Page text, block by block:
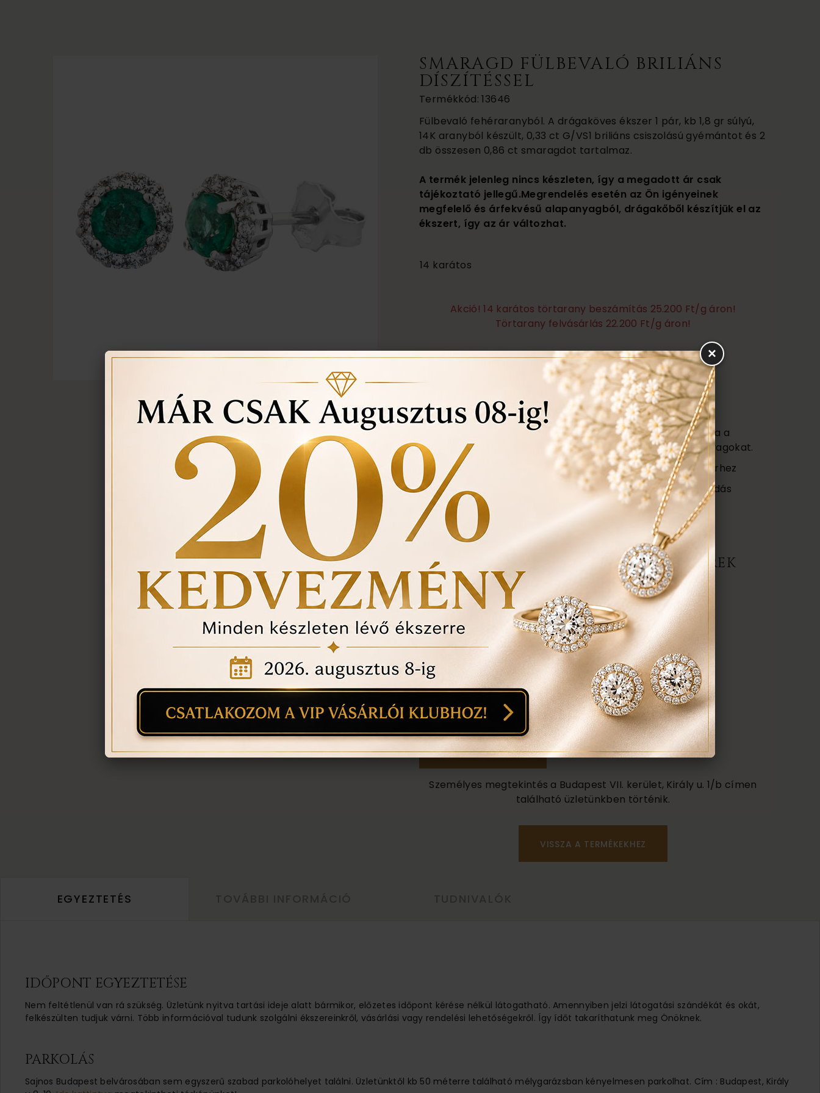
SMARAGD FÜLBEVALÓ BRILIÁNS
DÍSZÍTÉSSEL
Termékkód: 13646
Fülbevaló fehéraranyból. A drágaköves ékszer 1 pár, kb 1,8 gr súlyú,
14K aranyból készült, 0,33 ct G/VS1 briliáns csiszolású gyémántot és 2
db összesen 0,86 ct smaragdot tartalmaz.
A termék jelenleg nincs készleten, így a megadott ár csak
tájékoztató jellegű.Megrendelés esetén az Ön igényeinek
megfelelő és árfekvésű alapanyagból, drágakőből készítjük el az
ékszert, így az ár változhat.
14 karátos
Akció! 14 karátos törtarany beszámítás 25.200 Ft/g áron!
Törtarany felvásárlás 22.200 Ft/g áron!
Ezen felül még:
Örökös garanciális tisztítás, polírozás
Ingyenes méret állítás
Vásárlási bizonylat avagy (Certificate) mely tartalmazza a
felhasznált kövek minőségét az ékszerben található anyagokat.
Ékszertartó doboz és ajándék tartó táska minden ékszerhez
Évente 1 alkalommal ingyenes ellenőrzés, rejtett károsodás
történt-e , mozgó kő, repedés a gyűrűn stb. Az általunk
felfedezett hibákat ingyenesen javítjuk.
ÉRDEKEL A TERMÉK, AJÁNLATOT KÉREK
darab
1
anyaga:
14 karátos
színe:
mint a képen
Személyes megtekintés a Budapest VII. kerület, Király u. 1/b címen
található üzletünkben történik.
VISSZA A TERMÉKEKHEZ
EGYEZTETÉS
IDŐPONT EGYEZTETÉSE
Nem feltétlenül van rá szükség. Üzletünk nyitva tartási ideje alatt bármikor, előzetes időpont kérése nélkül látogatható. Amennyiben jelzi látogatási szándékát és okát,
felkészülten tudjuk várni. Több információval tudunk szolgálni ékszereinkről, vásárlási vagy rendelési lehetőségekről. Így ídőt takaríthatunk meg Önöknek.
PARKOLÁS
Sajnos Budapest belvárosában sem egyszerű szabad parkolóhelyet találni. Üzletünktől kb 50 méterre található mélygarázsban kényelmesen parkolhat. Cím : Budapest, Király
×